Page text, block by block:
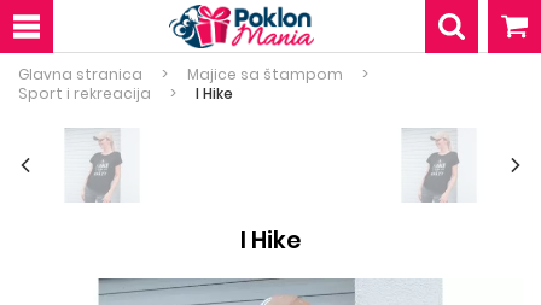
Glavna stranica
Majice sa štampom
Sport i rekreacija
I Hike
I Hike